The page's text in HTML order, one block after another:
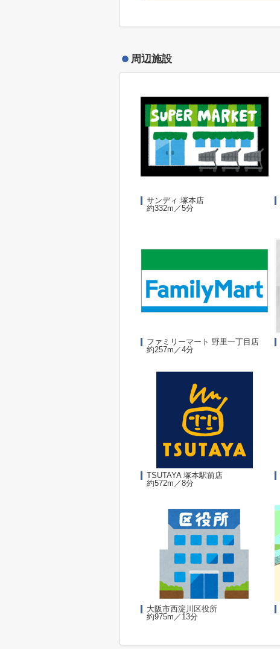
周辺施設
サンディ 塚本店
約332m／5分
ファミリーマート 野里一丁目店
約257m／4分
TSUTAYA 塚本駅前店
約572m／8分
大阪市西淀川区役所
約975m／13分